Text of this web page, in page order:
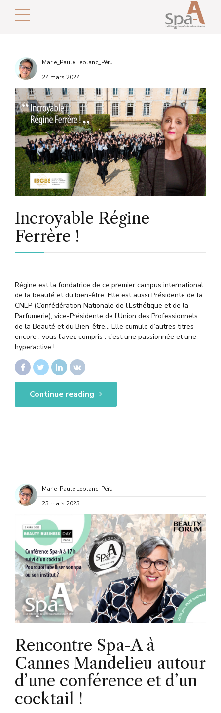
Marie_Paule Leblanc_Péru
24 mars 2024
Incroyable Régine
Ferrère !
Régine est la fondatrice de ce premier campus international
de la beauté et du bien-être. Elle est aussi Présidente de la
CNEP (Confédération Nationale de l’Esthétique et de la
Parfumerie), vice-Présidente de l’Union des Professionnels
de la Beauté et du Bien-être… Elle cumule d’autres titres
encore : vous l’avez compris : c’est une passionnée et une
hyperactive !
Continue reading
Marie_Paule Leblanc_Péru
23 mars 2023
Rencontre Spa-A à
Cannes Mandelieu autour
d’une conférence et d’un
cocktail !